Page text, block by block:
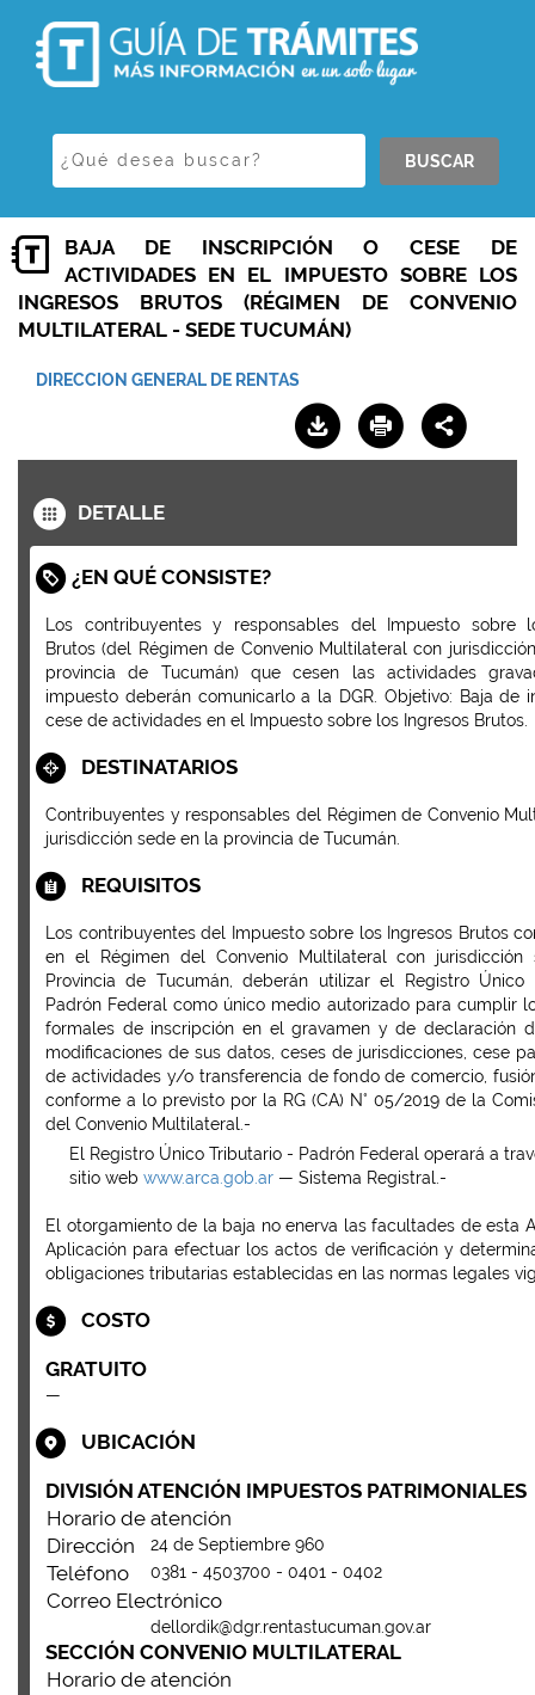
BUSCAR
BAJA DE INSCRIPCIÓN O CESE DE
ACTIVIDADES EN EL IMPUESTO SOBRE LOS
INGRESOS BRUTOS (RÉGIMEN DE CONVENIO
MULTILATERAL - SEDE TUCUMÁN)
DIRECCION GENERAL DE RENTAS
DETALLE
¿EN QUÉ CONSISTE?
Los contribuyentes y responsables del Impuesto sobre
Brutos (del Régimen de Convenio Multilateral con
provincia de Tucumán) que cesen las actividades
impuesto deberán comunicarlo a la DGR. Objetivo: Baja de
cese de actividades en el Impuesto sobre los Ingresos Brutos.
DESTINATARIOS
Contribuyentes y responsables del Régimen de Convenio
jurisdicción sede en la provincia de Tucumán.
REQUISITOS
Los contribuyentes del Impuesto sobre los Ingresos Brutos
en el Régimen del Convenio Multilateral con
Provincia de Tucumán, deberán utilizar el Registro Único
Padrón Federal como único medio autorizado para cumplir
formales de inscripción en el gravamen y de declaración
modificaciones de sus datos, ceses de jurisdicciones, cese
de actividades y/o transferencia de fondo de comercio,
conforme a lo previsto por la RG (CA) N° 05/2019 de la
del Convenio Multilateral.-
El Registro Único Tributario - Padrón Federal operará a
sitio web www.arca.gob.ar — Sistema Registral.-
El otorgamiento de la baja no enerva las facultades de esta
Aplicación para efectuar los actos de verificación y
obligaciones tributarias establecidas en las normas legales
COSTO
GRATUITO
—
UBICACIÓN
DIVISIÓN ATENCIÓN IMPUESTOS PATRIMONIALES
Horario de atención
Dirección
24 de Septiembre 960
Teléfono 0381 - 4503700 - 0401 - 0402
Correo Electrónico
dellordik@dgr.rentastucuman.gov.ar
SECCIÓN CONVENIO MULTILATERAL
Horario de atención